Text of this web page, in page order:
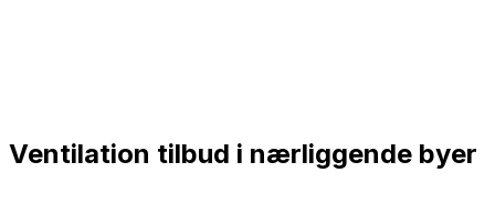
Ventilation tilbud i nærliggende byer